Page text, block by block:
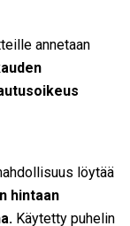
annetaan
löytää
hintaan
Käytetty puhelin